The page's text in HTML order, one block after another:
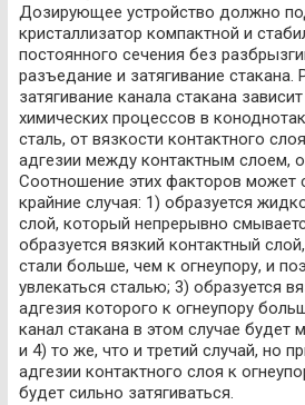
Дозирующее устройство должно
кристаллизатор компактной и
постоянного сечения без
разъедание и затягивание стакана.
затягивание канала стакана
химических процессов в
сталь, от вязкости контактного
адгезии между контактным слоем,
Соотношение этих факторов может
крайние случая: 1) образуется
слой, который непрерывно
образуется вязкий контактный
стали больше, чем к огнеупору, и
увлекаться сталью; 3) образуется
адгезия которого к огнеупору
канал стакана в этом случае будет
и 4) то же, что и третий случай, но
адгезии контактного слоя к
будет сильно затягиваться.